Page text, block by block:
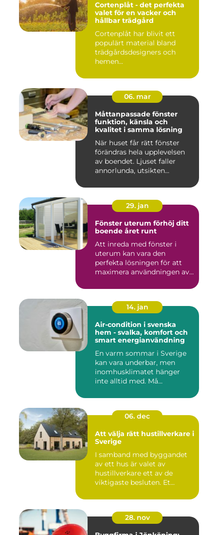
Cortenplåt - det perfekta
valet för en vacker och
hållbar trädgård
Cortenplåt har blivit ett
populärt material bland
trädgårdsdesigners och
hemen...
06. mar
Måttanpassade fönster
funktion, känsla och
kvalitet i samma lösning
När huset får rätt fönster
förändras hela upplevelsen
av boendet. Ljuset faller
annorlunda, utsikten...
29. jan
Fönster uterum förhöj ditt
boende året runt
Att inreda med fönster i
uterum kan vara den
perfekta lösningen för att
maximera användningen av
14. jan
Air-condition i svenska
hem - svalka, komfort och
smart energianvändning
En varm sommar i Sverige
kan vara underbar, men
inomhusklimatet hänger
inte alltid med. Må...
06. dec
Att välja rätt hustillverkare i
Sverige
I samband med byggandet
av ett hus är valet av
hustillverkare ett av de
viktigaste besluten. Et...
28. nov